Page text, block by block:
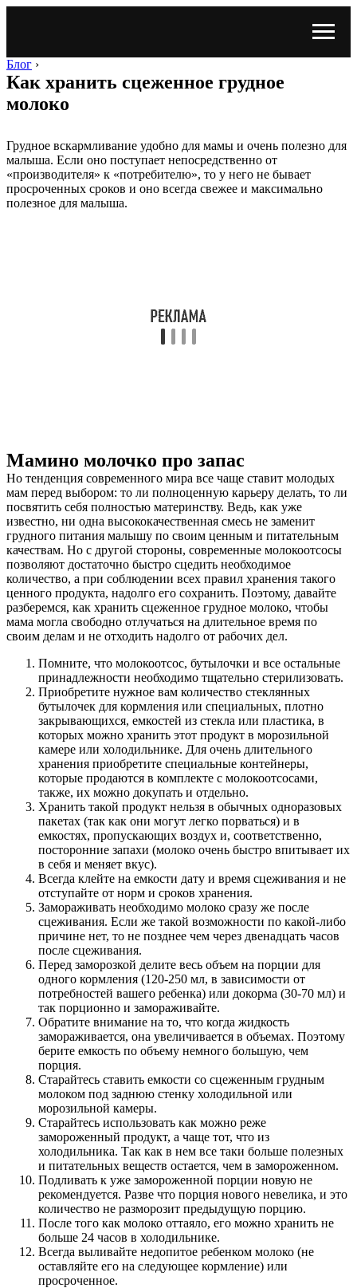
Блог ›
Как хранить сцеженное грудное
молоко
Грудное вскармливание удобно для мамы и очень полезно для
малыша. Если оно поступает непосредственно от
«производителя» к «потребителю», то у него не бывает
просроченных сроков и оно всегда свежее и максимально
полезное для малыша.
Мамино молочко про запас
Но тенденция современного мира все чаще ставит молодых
мам перед выбором: то ли полноценную карьеру делать, то ли
посвятить себя полностью материнству. Ведь, как уже
известно, ни одна высококачественная смесь не заменит
грудного питания малышу по своим ценным и питательным
качествам. Но с другой стороны, современные молокоотсосы
позволяют достаточно быстро сцедить необходимое
количество, а при соблюдении всех правил хранения такого
ценного продукта, надолго его сохранить. Поэтому, давайте
разберемся, как хранить сцеженное грудное молоко, чтобы
мама могла свободно отлучаться на длительное время по
своим делам и не отходить надолго от рабочих дел.
Помните, что молокоотсос, бутылочки и все остальные
принадлежности необходимо тщательно стерилизовать.
Приобретите нужное вам количество стеклянных
бутылочек для кормления или специальных, плотно
закрывающихся, емкостей из стекла или пластика, в
которых можно хранить этот продукт в морозильной
камере или холодильнике. Для очень длительного
хранения приобретите специальные контейнеры,
которые продаются в комплекте с молокоотсосами,
также, их можно докупать и отдельно.
Хранить такой продукт нельзя в обычных одноразовых
пакетах (так как они могут легко порваться) и в
емкостях, пропускающих воздух и, соответственно,
посторонние запахи (молоко очень быстро впитывает их
в себя и меняет вкус).
Всегда клейте на емкости дату и время сцеживания и не
отступайте от норм и сроков хранения.
Замораживать необходимо молоко сразу же после
сцеживания. Если же такой возможности по какой-либо
причине нет, то не позднее чем через двенадцать часов
после сцеживания.
Перед заморозкой делите весь объем на порции для
одного кормления (120-250 мл, в зависимости от
потребностей вашего ребенка) или докорма (30-70 мл) и
так порционно и замораживайте.
Обратите внимание на то, что когда жидкость
замораживается, она увеличивается в объемах. Поэтому
берите емкость по объему немного большую, чем
порция.
Старайтесь ставить емкости со сцеженным грудным
молоком под заднюю стенку холодильной или
морозильной камеры.
Старайтесь использовать как можно реже
замороженный продукт, а чаще тот, что из
холодильника. Так как в нем все таки больше полезных
и питательных веществ остается, чем в замороженном.
Подливать к уже замороженной порции новую не
рекомендуется. Разве что порция нового невелика, и это
количество не разморозит предыдущую порцию.
После того как молоко оттаяло, его можно хранить не
больше 24 часов в холодильнике.
Всегда выливайте недопитое ребенком молоко (не
оставляйте его на следующее кормление) или
просроченное.